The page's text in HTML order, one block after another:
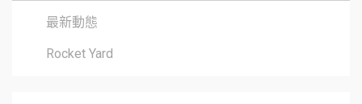
最新動態
Rocket Yard